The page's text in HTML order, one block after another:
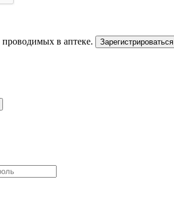
проводимых в аптеке. Зарегистрироваться